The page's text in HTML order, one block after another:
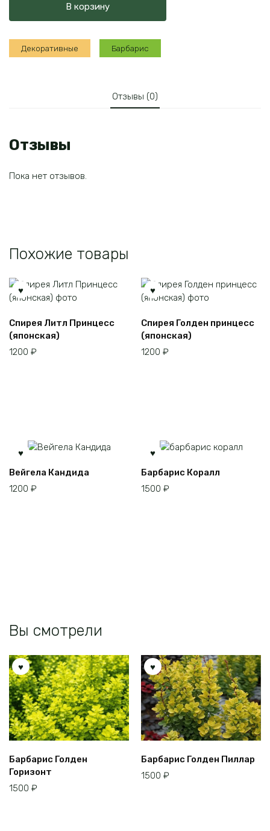
Лимончелло
В корзину
Декоративные Барбарис
Отзывы (0)
Отзывы
Пока нет отзывов.
Похожие товары
Спирея Литл Принцесс
(японская)
1200 ₽
Спирея Голден принцесс
(японская)
1200 ₽
Вейгела Кандида
1200 ₽
Барбарис Коралл
1500 ₽
Вы смотрели
Барбарис Голден
Горизонт
1500 ₽
Барбарис Голден Пиллар
1500 ₽